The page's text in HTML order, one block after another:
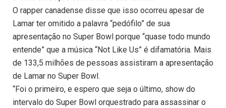
O rapper canadense disse que isso ocorreu apesar de
Lamar ter omitido a palavra “pedófilo” de sua
apresentação no Super Bowl porque “quase todo mundo
entende” que a música “Not Like Us” é difamatória. Mais
de 133,5 milhões de pessoas assistiram a apresentação
de Lamar no Super Bowl.
“Foi o primeiro, e espero que seja o último, show do
intervalo do Super Bowl orquestrado para assassinar o